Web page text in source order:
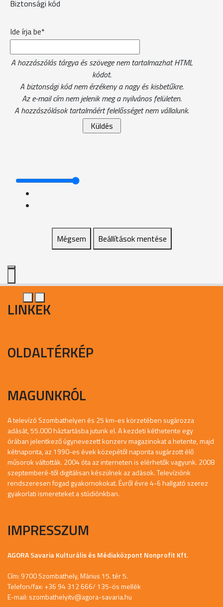
Biztonsági kód
Ide írja be*
A hozzászólás tárgya és szövege nem tartalmazhat HTML
kódot.
A biztonsági kód nem érzékeny a nagy és kisbetűkre.
Az e-mail cím nem jelenik meg a nyilvános felületen.
A hozzászólások tartalmáért felelősséget nem vállalunk.
Mégsem Beállítások mentése
LINKEK
OLDALTÉRKÉP
MAGUNKRÓL
A televízó Szombathelyen és 25 km-es körzetében sugározza
adását, 55.000 háztartásba jutunk el. A kezdeti kéthetente egy
órában jelentkező úgynevezett konzerv magazinokat a hetente, majd
kétnaponta, az 1990-es évek közepétől naponta sugárzott élő
műsorok váltották. 2004 óta az interneten is elérhetők vagyunk. 2008
szeptemberé-től digitálisan készülnek az adások. Televíziónk
rendszeresen fogad gyakornokokat. Évről évre 4-6 hallgató szerez
gyakorlati ismereteket a stúdiónkban.
IMPRESSZUM
AGORA Savaria Kulturális és Médiaközpont Nonprofit Kft.
Cím: 9700 Szombathely, Márius 15. tér 5.
Telefon/fax: +36 94 312 666/ 135-ös mellék
E-mail: szombathelyitv@agora-savaria.hu